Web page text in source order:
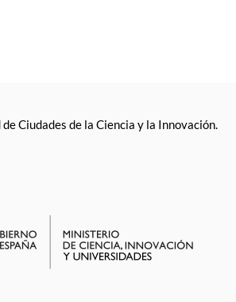
Ciudades de la Ciencia y la Innovación.